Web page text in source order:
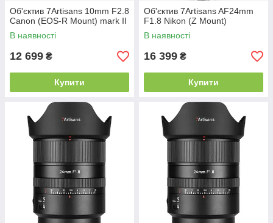
Об'єктив 7Artisans 10mm F2.8
Canon (EOS-R Mount) mark II
В наявності
12 699 ₴
Купити
Об'єктив 7Artisans AF24mm
F1.8 Nikon (Z Mount)
В наявності
16 399 ₴
Купити